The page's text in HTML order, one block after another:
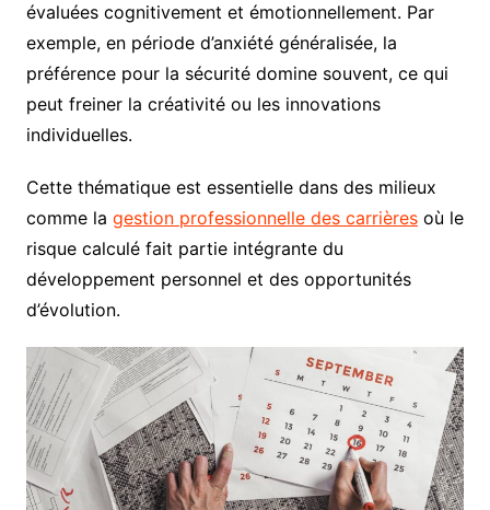
évaluées cognitivement et émotionnellement. Par
exemple, en période d’anxiété généralisée, la
préférence pour la sécurité domine souvent, ce qui
peut freiner la créativité ou les innovations
individuelles.
Cette thématique est essentielle dans des milieux
comme la gestion professionnelle des carrièresoù le
risque calculé fait partie intégrante du
développement personnel et des opportunités
d’évolution.